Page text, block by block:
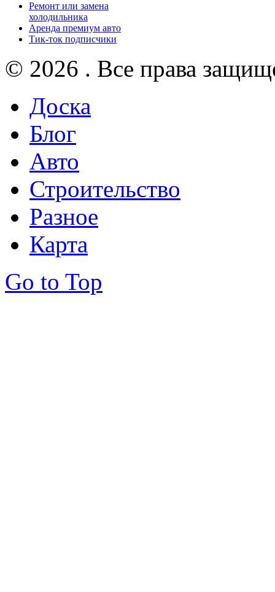
Ремонт или замена
холодильника
Аренда премиум авто
Тик-ток подписчики
© 2026 . Все права
Доска
Блог
Авто
Строительство
Разное
Карта
Go to Top